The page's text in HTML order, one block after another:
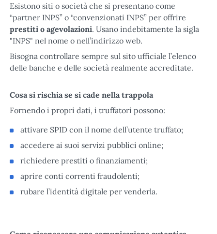
Esistono siti o società che si presentano come
“partner INPS” o “convenzionati INPS” per offrire
prestiti o agevolazioni. Usano indebitamente la sigla
"INPS" nel nome o nell’indirizzo web.
Bisogna controllare sempre sul sito ufficiale l’elenco
delle banche e delle società realmente accreditate.
Cosa si rischia se si cade nella trappola
Fornendo i propri dati, i truffatori possono:
attivare SPID con il nome dell’utente truffato;
accedere ai suoi servizi pubblici online;
richiedere prestiti o finanziamenti;
aprire conti correnti fraudolenti;
rubare l’identità digitale per venderla.